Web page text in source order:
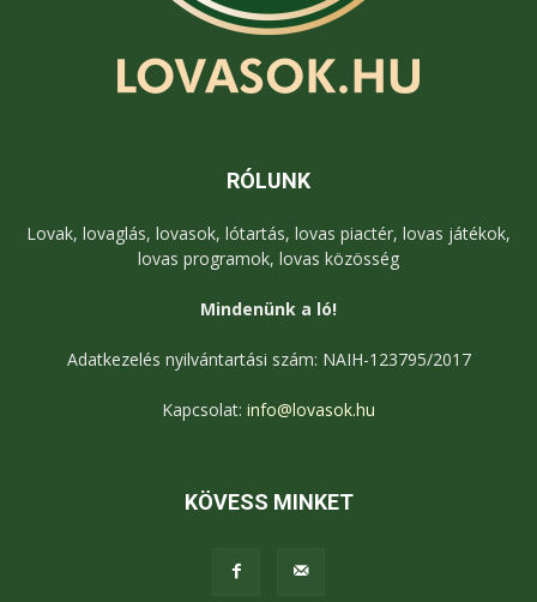
RÓLUNK
Lovak, lovaglás, lovasok, lótartás, lovas piactér, lovas játékok,
lovas programok, lovas közösség
Mindenünk a ló!
Adatkezelés nyilvántartási szám: NAIH-123795/2017
Kapcsolat: info@lovasok.hu
KÖVESS MINKET